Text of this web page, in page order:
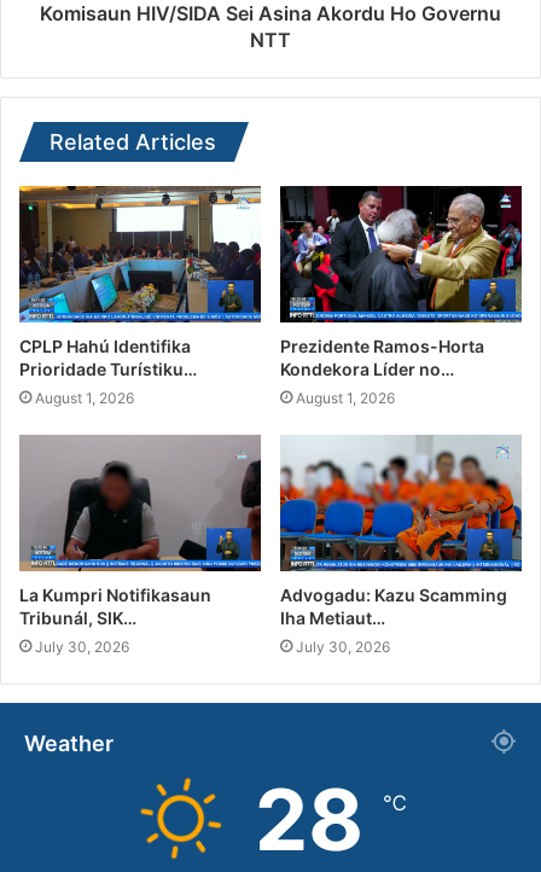
Komisaun HIV/SIDA Sei Asina Akordu Ho Governu
NTT
Related Articles
CPLP Hahú Identifika
Prioridade Turístiku…
August 1, 2026
Prezidente Ramos-Horta
Kondekora Líder no…
August 1, 2026
La Kumpri Notifikasaun
Tribunál, SIK…
July 30, 2026
Advogadu: Kazu Scamming
Iha Metiaut…
July 30, 2026
Weather
28 ℃